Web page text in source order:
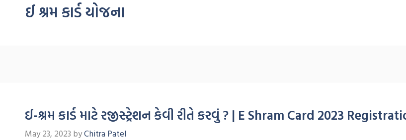
ઈ શ્રમ કાર્ડ યોજના
ઈ-શ્રમ કાર્ડ માટે રજીસ્ટ્રેશન કેવી રીતે કરવું ? | E Shram Card 2023
May 23, 2023 byChitra Patel